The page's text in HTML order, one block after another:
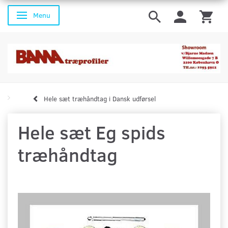
Skifte navigation
Menu
Hele sæt træhåndtag i Dansk udførsel
Hele sæt Eg spids
træhåndtag